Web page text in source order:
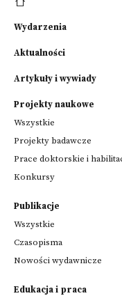
Wydarzenia
Aktualności
Artykuły i wywiady
Projekty naukowe
Wszystkie
Projekty badawcze
Prace doktorskie i
Konkursy
Publikacje
Wszystkie
Czasopisma
Nowości wydawnicze
Edukacja i praca